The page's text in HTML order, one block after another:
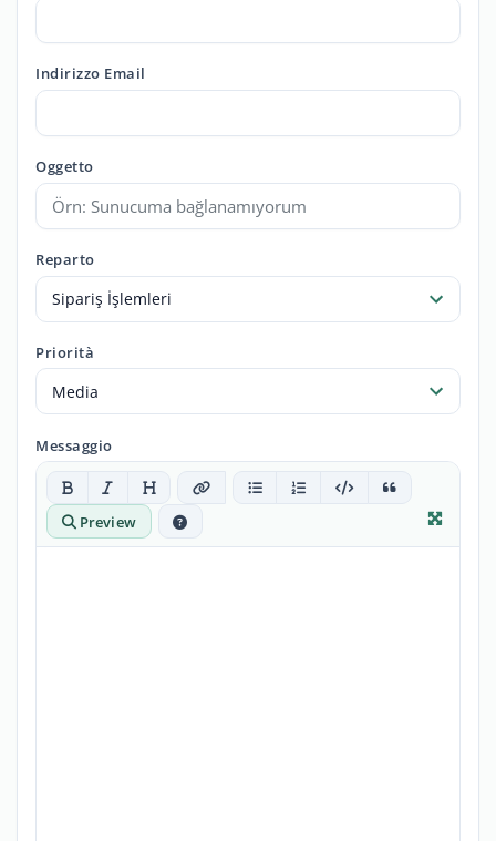
Indirizzo Email
Oggetto
Reparto
Sipariş İşlemleri
Priorità
Media
Messaggio
Preview